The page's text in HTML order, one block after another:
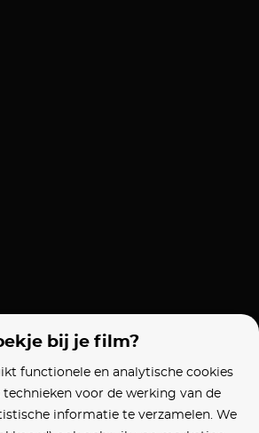
bij je film?
functionele en analytische cookies
voor de werking van de
informatie te verzamelen. We